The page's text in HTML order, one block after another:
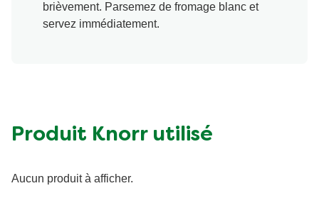
brièvement. Parsemez de fromage blanc et
servez immédiatement.
Produit Knorr utilisé
Aucun produit à afficher.